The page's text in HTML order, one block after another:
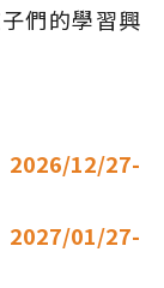
們的學習興
12/27-
01/27-